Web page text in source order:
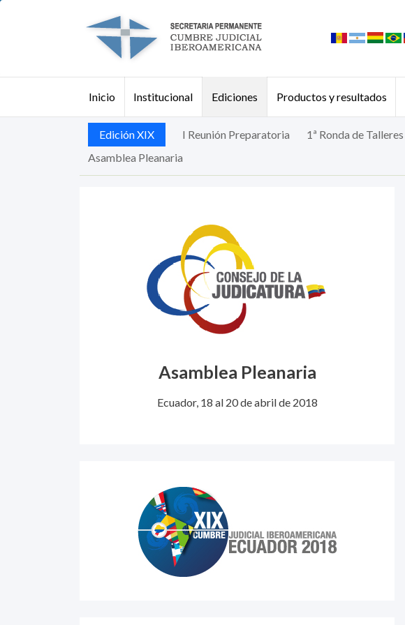
Buscar
Inicio Institucional Ediciones Productos y resultados
Edición XIX I Reunión Preparatoria 1ª Ronda de Talleres
Asamblea Pleanaria
Asamblea Pleanaria
Ecuador, 18 al 20 de abril de 2018